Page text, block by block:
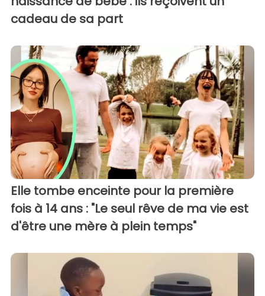
cadeau de sa part
Elle tombe enceinte pour la première
fois à 14 ans : "Le seul rêve de ma vie est
d'être une mère à plein temps"